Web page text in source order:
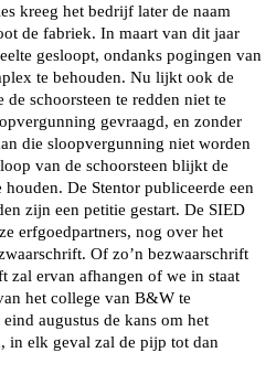
kreeg het bedrijf later de naam
de fabriek. In maart van dit jaar
gesloopt, ondanks pogingen van
te behouden. Nu lijkt ook de
schoorsteen te redden niet te
gevraagd, en zonder
die sloopvergunning niet worden
van de schoorsteen blijkt de
houden. De Stentor publiceerde een
zijn een petitie gestart. De SIED
erfgoedpartners, nog over het
Of zo’n bezwaarschrift
zal ervan afhangen of we in staat
het college van B&W te
augustus de kans om het
in elk geval zal de pijp tot dan